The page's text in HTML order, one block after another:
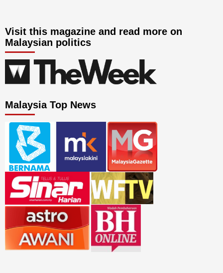
Visit this magazine and read more on
Malaysian politics
Malaysia Top News